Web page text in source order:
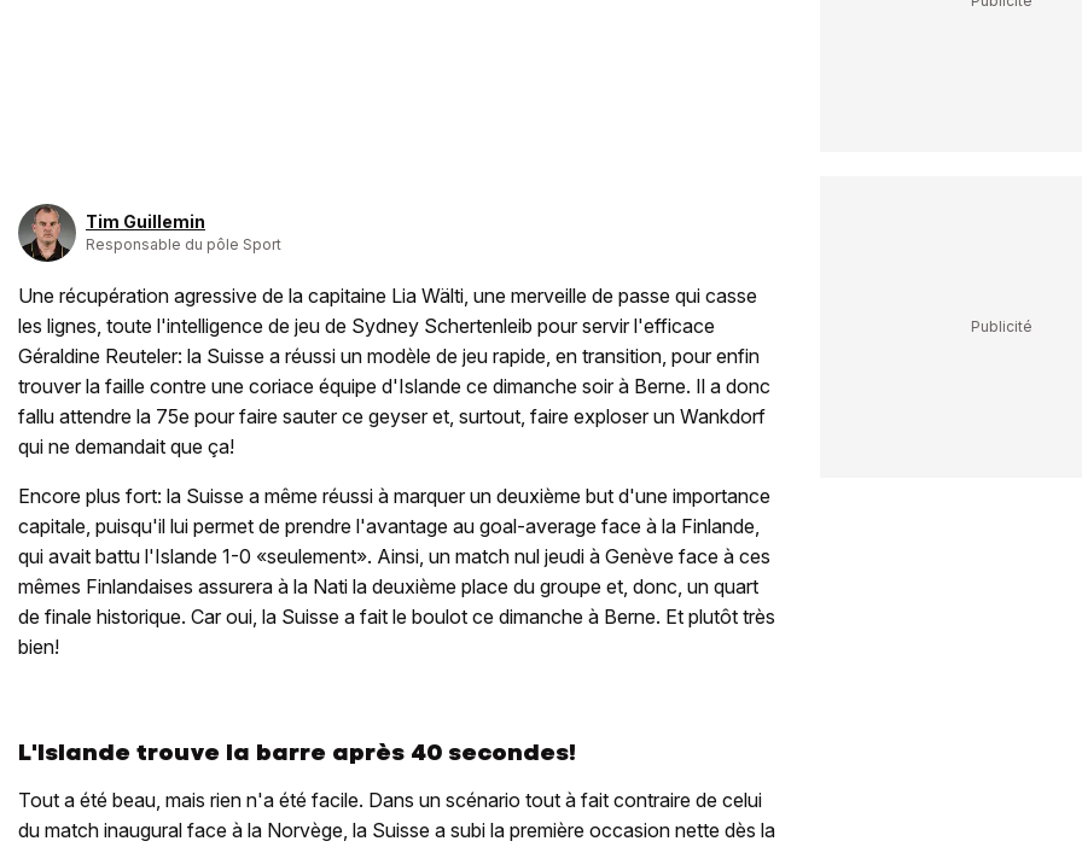
Tim Guillemin
Responsable du pôle Sport
Une récupération agressive de la capitaine Lia Wälti, une merveille de passe qui casse
les lignes, toute l'intelligence de jeu de Sydney Schertenleib pour servir l'efficace
Géraldine Reuteler: la Suisse a réussi un modèle de jeu rapide, en transition, pour enfin
trouver la faille contre une coriace équipe d'Islande ce dimanche soir à Berne. Il a donc
fallu attendre la 75e pour faire sauter ce geyser et, surtout, faire exploser un Wankdorf
qui ne demandait que ça!
Encore plus fort: la Suisse a même réussi à marquer un deuxième but d'une importance
capitale, puisqu'il lui permet de prendre l'avantage au goal-average face à la Finlande,
qui avait battu l'Islande 1-0 «seulement». Ainsi, un match nul jeudi à Genève face à ces
mêmes Finlandaises assurera à la Nati la deuxième place du groupe et, donc, un quart
de finale historique. Car oui, la Suisse a fait le boulot ce dimanche à Berne. Et plutôt très
bien!
L'Islande trouve la barre après 40 secondes!
Tout a été beau, mais rien n'a été facile. Dans un scénario tout à fait contraire de celui
du match inaugural face à la Norvège, la Suisse a subi la première occasion nette dès la